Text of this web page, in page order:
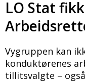
LO Stat
Vygruppen kan
konduktørenes
tillitsvalgte –